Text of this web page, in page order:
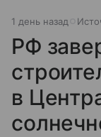
1 день назад
РФ
в